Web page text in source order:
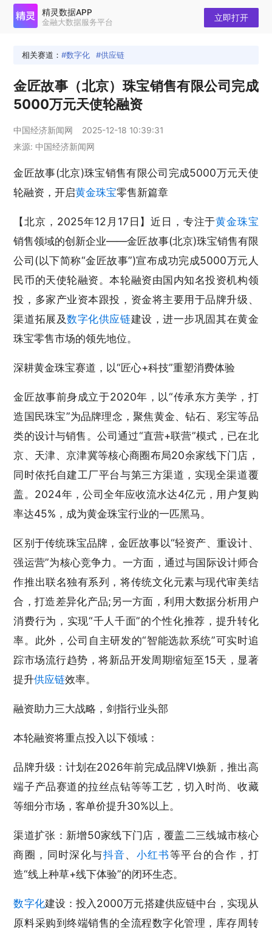
相关赛道： 数字化 供应链
金匠故事（北京）珠宝销售有限公司完成
5000万元天使轮融资
中国经济新闻网
2025-12-18 10:39:31
来源: 中国经济新闻网
金匠故事(北京)珠宝销售有限公司完成5000万元天使
轮融资，开启黄金珠宝零售新篇章
【北京，2025年12月17日】近日，专注于黄金珠宝
销售领域的创新企业——金匠故事(北京)珠宝销售有限
公司(以下简称“金匠故事”)宣布成功完成5000万元人
民币的天使轮融资。本轮融资由国内知名投资机构领
投，多家产业资本跟投，资金将主要用于品牌升级、
渠道拓展及数字化供应链建设，进一步巩固其在黄金
珠宝零售市场的领先地位。
深耕黄金珠宝赛道，以“匠心+科技”重塑消费体验
金匠故事前身成立于2020年，以“传承东方美学，打
造国民珠宝”为品牌理念，聚焦黄金、钻石、彩宝等品
类的设计与销售。公司通过“直营+联营”模式，已在北
京、天津、京津冀等核心商圈布局20余家线下门店，
同时依托自建工厂平台与第三方渠道，实现全渠道覆
盖。2024年，公司全年应收流水达4亿元，用户复购
率达45%，成为黄金珠宝行业的一匹黑马。
区别于传统珠宝品牌，金匠故事以“轻资产、重设计、
强运营”为核心竞争力。一方面，通过与国际设计师合
作推出联名独有系列，将传统文化元素与现代审美结
合，打造差异化产品;另一方面，利用大数据分析用户
消费行为，实现“千人千面”的个性化推荐，提升转化
率。此外，公司自主研发的“智能选款系统”可实时追
踪市场流行趋势，将新品开发周期缩短至15天，显著
提升供应链效率。
融资助力三大战略，剑指行业头部
本轮融资将重点投入以下领域：
品牌升级：计划在2026年前完成品牌VI焕新，推出高
端子产品赛道的拉丝点钻等等工艺，切入时尚、收藏
等细分市场，客单价提升30%以上。
渠道扩张：新增50家线下门店，覆盖二三线城市核心
商圈，同时深化与抖音、 小红书等平台的合作，打
造“线上种草+线下体验”的闭环生态。
数字化建设：投入2000万元搭建供应链中台，实现从
原料采购到终端销售的全流程数字化管理，库存周转
精灵数据APP
金融大数据服务平台 立即打开